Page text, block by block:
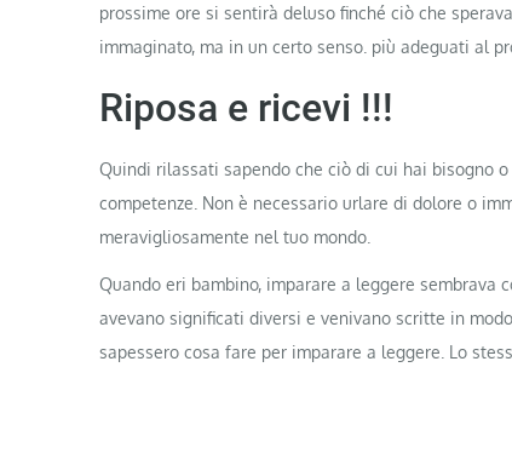
prossime ore si sentirà deluso finché ciò che
immaginato, ma in un certo senso. più adeguati al
Riposa e ricevi !!!
Quindi rilassati sapendo che ciò di cui hai bisogno
competenze. Non è necessario urlare di dolore o
meravigliosamente nel tuo mondo.
Quando eri bambino, imparare a leggere sembrava
avevano significati diversi e venivano scritte in
sapessero cosa fare per imparare a leggere. Lo